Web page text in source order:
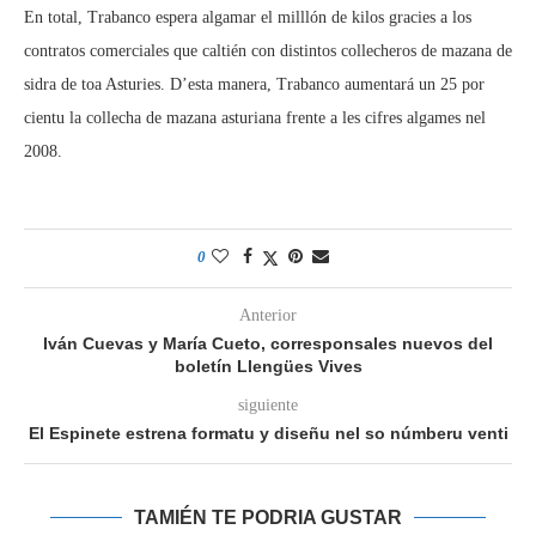
En total, Trabanco espera algamar el milllón de kilos gracies a los
contratos comerciales que caltién con distintos collecheros de mazana de
sidra de toa Asturies. D’esta manera, Trabanco aumentará un 25 por
cientu la collecha de mazana asturiana frente a les cifres algames nel
2008.
0
Anterior
Iván Cuevas y María Cueto, corresponsales nuevos del
boletín Llengües Vives
siguiente
El Espinete estrena formatu y diseñu nel so númberu venti
TAMIÉN TE PODRIA GUSTAR